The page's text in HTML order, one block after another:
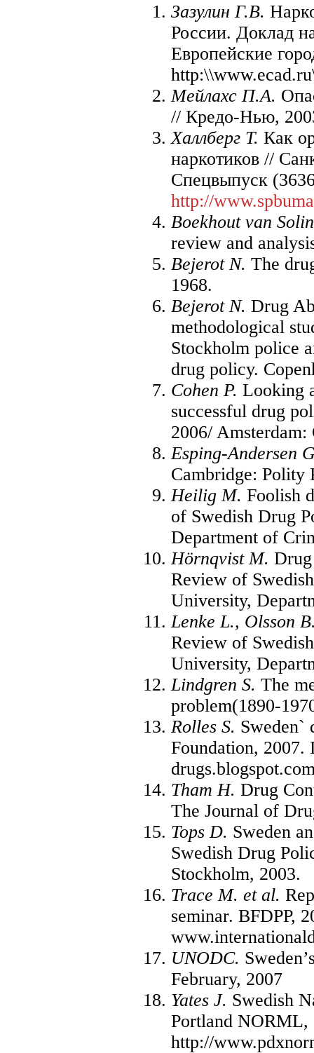
Зазулин Г.В.
России. Доклад
Европейские
Мейлахс П.А.
// Кредо-Нью,
Халлберг Т. Как
наркотиков //
Спецвыпуск
http://
Boekhout van
review and
Bejerot N. The
1968.
Bejerot N. Drug
methodological
Stockholm police
drug policy.
Cohen P. Looking
successful drug
2006/
Esping-Andersen
Cambridge: Polity
Heilig M. Foolish
of Swedish Drug
Department of
Hörnqvist M.
Review of
University,
Lenke L., Olsson
Review of
University,
Lindgren S. The
problem(1890-
Rolles S. Sweden`
Foundation,
Tham H. Drug
The Journal of
Tops D. Sweden
Swedish Drug
Stockholm, 2003.
Trace М. et al.
seminar. BFDPP,
UNODC.
February, 2007
Yates J. Swedish
Portland NORML,
http://